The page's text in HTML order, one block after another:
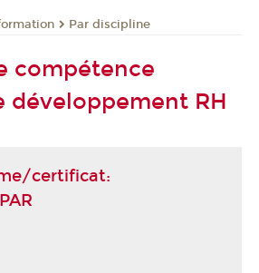
Par discipline
compétence
développement RH
certificat: